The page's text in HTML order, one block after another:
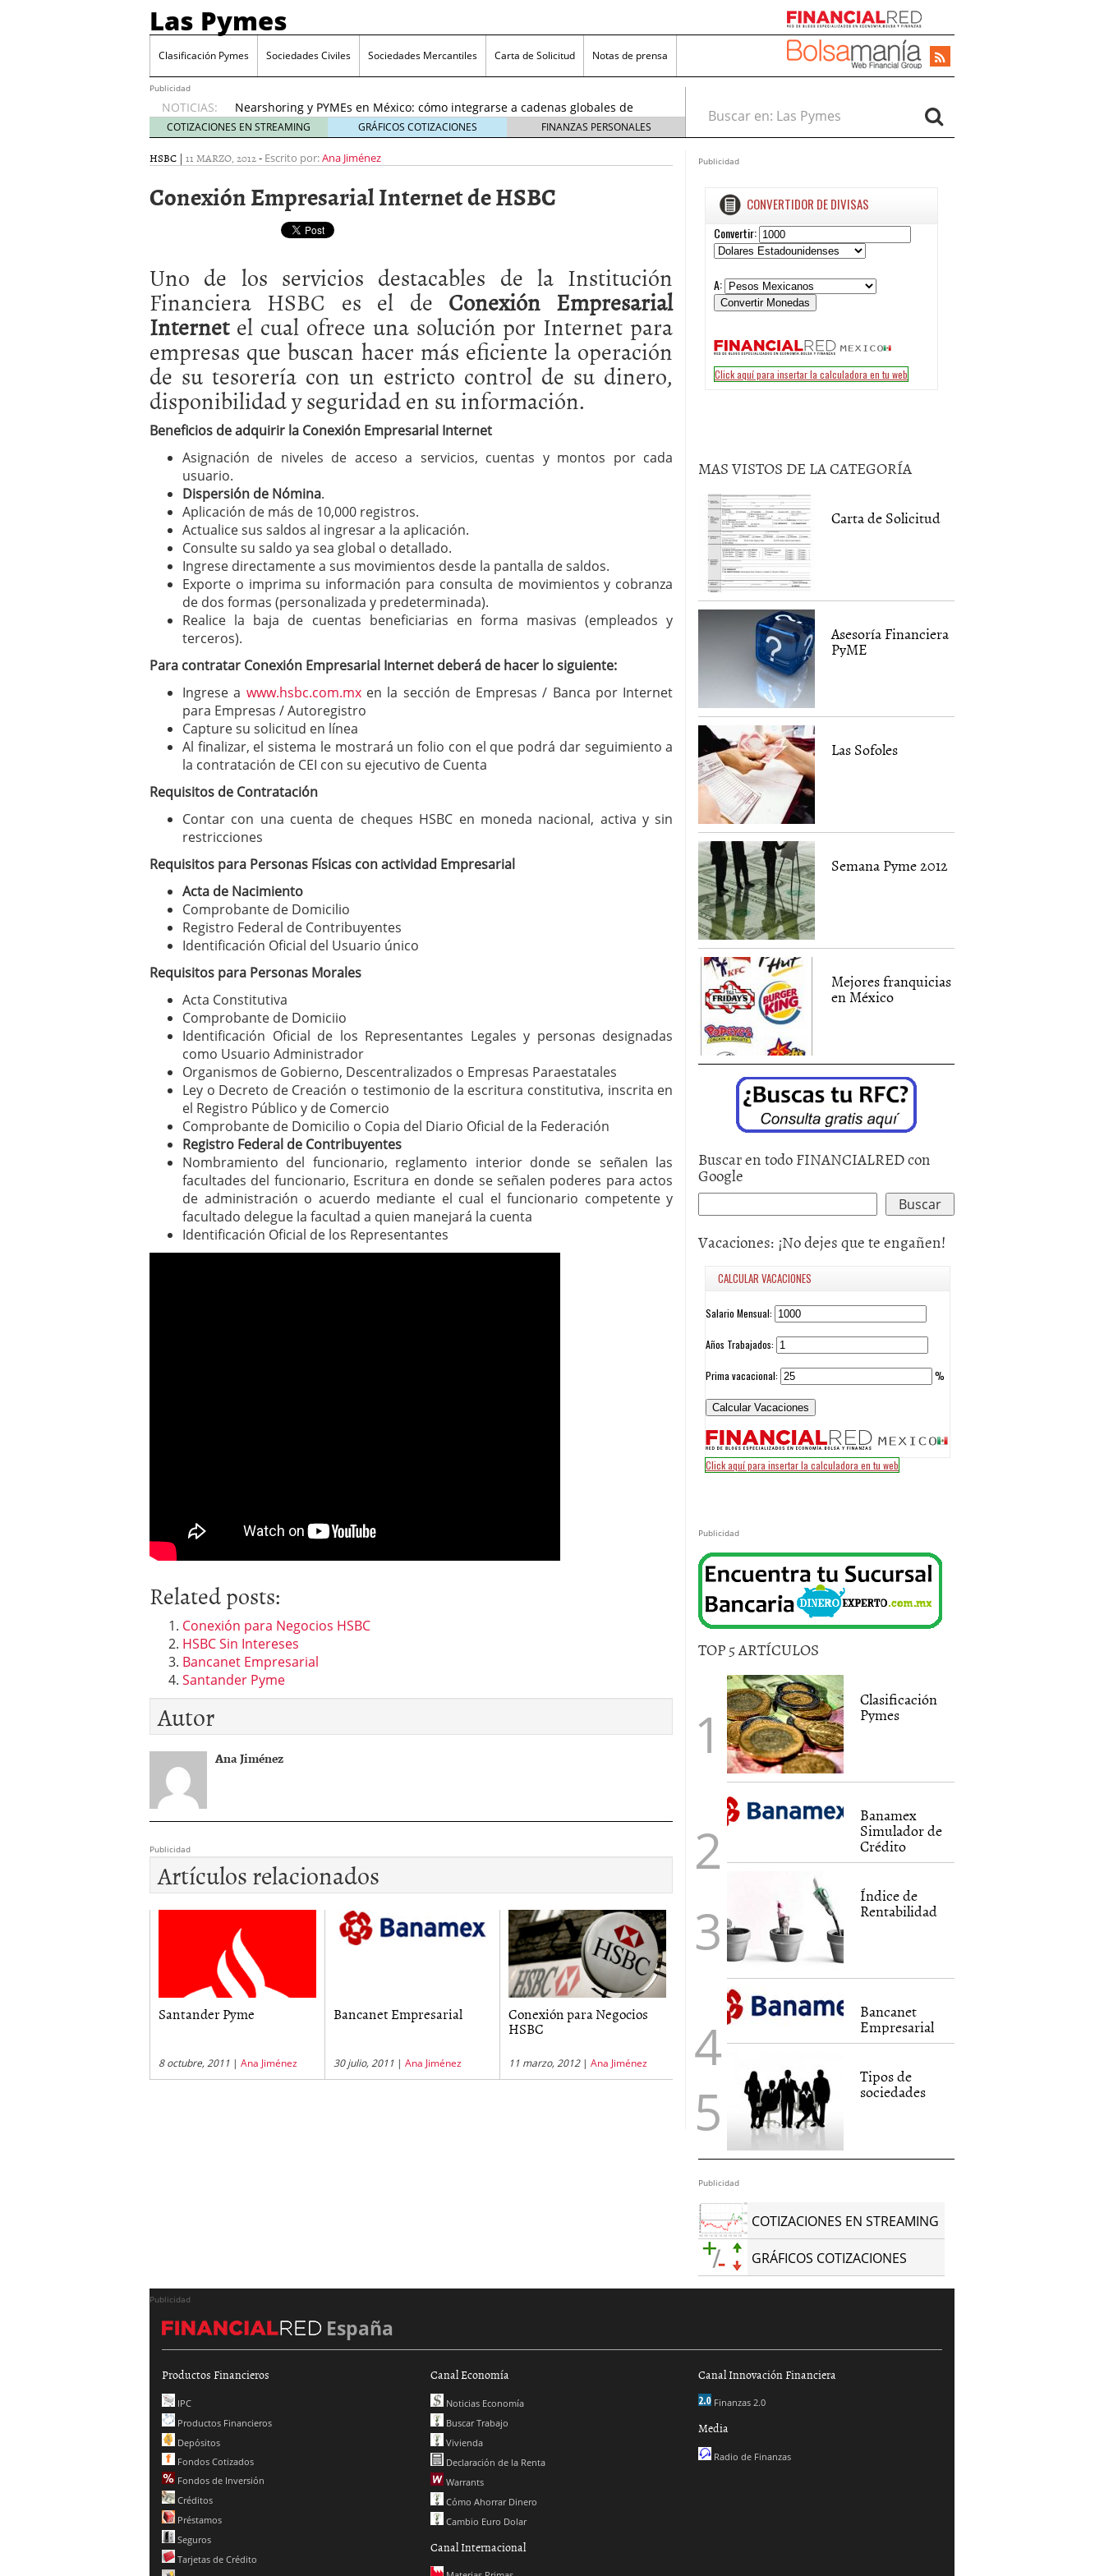
Las Pymes
Clasificación Pymes Sociedades Civiles Sociedades Mercantiles Carta de Solicitud Notas de prensa
Publicidad
NOTICIAS:
Retos de las PYMES Mexicanas rumbo al Mundial 2026: cómo prepararse
para la demanda de consumidores 6 enero, 2026
Turismo y PYMEs: qué segmentos están creciendo y cómo aprovechar la
Nearshoring y PYMEs en México: cómo integrarse a cadenas globales de
suministro 21 enero, 2026
El impacto del entorno económico 2026 en las pequeñas y medianas
empresas mexicanas 18 enero, 2026
mexicanas 12 enero, 2026
Retos de las PYMES Mexicanas rumbo al Mundial 2026: cómo prepararse
para la demanda de consumidores
COTIZACIONES EN STREAMING GRÁFICOS COTIZACIONES FINANZAS PERSONALES
Buscar en:
HSBC | 11 MARZO, 2012- Escrito por:Ana Jiménez
Conexión Empresarial Internet de HSBC
Uno de los servicios destacables de la Institución
Financiera HSBC es el de Conexión Empresarial
Internetel cual ofrece una solución por Internet para
empresas que buscan hacer más eficiente la operación
de su tesorería con un estricto control de su dinero,
disponibilidad y seguridad en su información.
Beneficios de adquirir la Conexión Empresarial Internet
Asignación de niveles de acceso a servicios, cuentas y montos por cada
usuario.
Dispersión de Nómina.
Aplicación de más de 10,000 registros.
Actualice sus saldos al ingresar a la aplicación.
Consulte su saldo ya sea global o detallado.
Ingrese directamente a sus movimientos desde la pantalla de saldos.
Exporte o imprima su información para consulta de movimientos y cobranza
de dos formas (personalizada y predeterminada).
Realice la baja de cuentas beneficiarias en forma masivas (empleados y
terceros).
Para contratar Conexión Empresarial Internet deberá de hacer lo siguiente:
Ingrese a www.hsbc.com.mx en la sección de Empresas / Banca por Internet
para Empresas / Autoregistro
Capture su solicitud en línea
Al finalizar, el sistema le mostrará un folio con el que podrá dar seguimiento a
la contratación de CEI con su ejecutivo de Cuenta
Requisitos de Contratación
Contar con una cuenta de cheques HSBC en moneda nacional, activa y sin
restricciones
Requisitos para Personas Físicas con actividad Empresarial
Acta de Nacimiento
Comprobante de Domicilio
Registro Federal de Contribuyentes
Identificación Oficial del Usuario único
Requisitos para Personas Morales
Acta Constitutiva
Comprobante de Domiciio
Identificación Oficial de los Representantes Legales y personas designadas
como Usuario Administrador
Organismos de Gobierno, Descentralizados o Empresas Paraestatales
Ley o Decreto de Creación o testimonio de la escritura constitutiva, inscrita en
el Registro Público y de Comercio
Comprobante de Domicilio o Copia del Diario Oficial de la Federación
Registro Federal de Contribuyentes
Nombramiento del funcionario, reglamento interior donde se señalen las
facultades del funcionario, Escritura en donde se señalen poderes para actos
de administración o acuerdo mediante el cual el funcionario competente y
facultado delegue la facultad a quien manejará la cuenta
Identificación Oficial de los Representantes
Related posts:
Conexión para Negocios HSBC
HSBC Sin Intereses
Bancanet Empresarial
Santander Pyme
Autor
Ana Jiménez
Publicidad
Artículos relacionados
Santander Pyme
8 octubre, 2011 | Ana Jiménez
Bancanet Empresarial
30 julio, 2011 | Ana Jiménez
Conexión para Negocios
HSBC
11 marzo, 2012| Ana Jiménez
Publicidad
MAS VISTOS DE LA CATEGORÍA
Carta de Solicitud
Asesoría Financiera
PyME
Las Sofoles
Semana Pyme 2012
Mejores franquicias
en México
Buscar en todo FINANCIALRED con
Google
Vacaciones: ¡No dejes que te engañen!
Publicidad
TOP 5 ARTÍCULOS
Clasificación
Pymes
Banamex
Simulador de
Crédito
Índice de
Rentabilidad
Bancanet
Empresarial
Tipos de
sociedades
Publicidad
COTIZACIONES EN STREAMING
GRÁFICOS COTIZACIONES
Publicidad
España
Productos Financieros
IPC
Productos Financieros
Depósitos
Fondos Cotizados
Fondos de Inversión
Créditos
Préstamos
Seguros
Tarjetas de Crédito
Canal Economía
Noticias Economía
Buscar Trabajo
Vivienda
Declaración de la Renta
Warrants
Cómo Ahorrar Dinero
Cambio Euro Dolar
Canal Internacional
Canal Innovación Financiera
Finanzas 2.0
Media
Radio de Finanzas